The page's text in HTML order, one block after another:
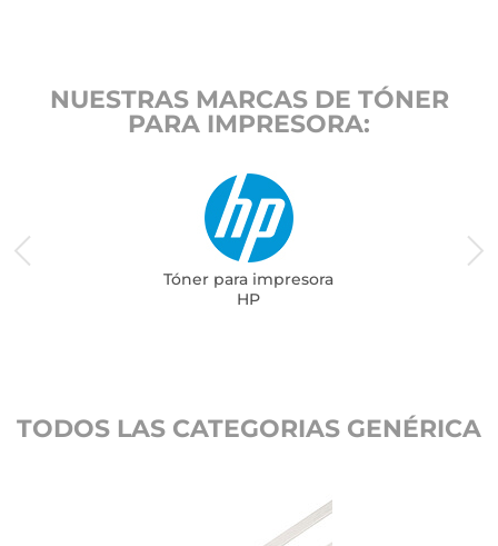
NUESTRAS MARCAS DE TÓNER
PARA IMPRESORA:
Tóner para impresora
HP
TODOS LAS CATEGORIAS GENÉRICA